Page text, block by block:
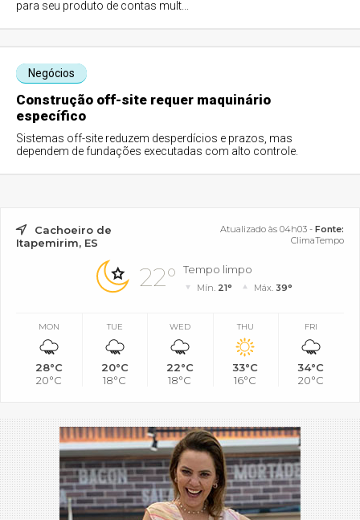
para seu produto de contas mult...
Negócios
Construção off-site requer maquinário
específico
Sistemas off-site reduzem desperdícios e prazos, mas
dependem de fundações executadas com alto controle.
Cachoeiro de
Itapemirim, ES
Atualizado às 04h03 - Fonte:
ClimaTempo
22° Tempo limpo
Mín. 21° Máx. 39°
MON
28°C
20°C
TUE
20°C
18°C
WED
22°C
18°C
THU
33°C
16°C
FRI
34°C
20°C